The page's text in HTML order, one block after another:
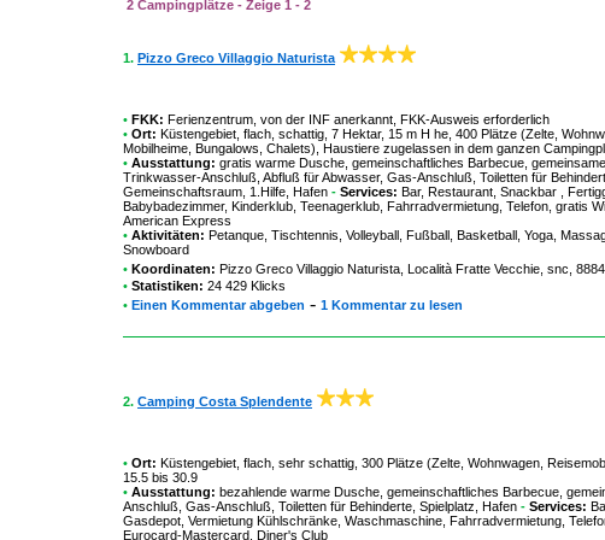
2 Campingplätze - Zeige 1 - 2
1. Pizzo Greco Villaggio Naturista
• FKK: Ferienzentrum von der INF anerkannt FKK-Ausweis erforderlich
• Ort: Küstengebiet, flach, schattig, 7 Hektar, 15 m H he, 400 Plätze (Zelte,
Mobilheime, Bungalows, Chalets), Haustiere zugelassen in dem ganzen
• Ausstattung: gratis warme Dusche, gemeinschaftliches Barbecue,
Trinkwasser-Anschluß, Abfluß für Abwasser, Gas-Anschluß, Toiletten für
Gemeinschaftsraum, 1.Hilfe, Hafen - Services: Bar, Restaurant, Snackbar ,
Babybadezimmer, Kinderklub, Teenagerklub, Fahrradvermietung, Telefon, gratis
American Express
• Aktivitäten: Petanque, Tischtennis, Volleyball, Fußball, Basketball, Yoga,
Snowboard
• Koordinaten: Pizzo Greco Villaggio Naturista , Località Fratte Vecchie, snc,
• Statistiken: 24 429 Klicks
• Einen Kommentar abgeben - 1 Kommentar zu lesen
2. Camping Costa Splendente
• Ort: Küstengebiet, flach, sehr schattig, 300 Plätze (Zelte, Wohnwagen,
15.5 bis 30.9
• Ausstattung: bezahlende warme Dusche, gemeinschaftliches Barbecue,
Anschluß, Gas-Anschluß, Toiletten für Behinderte, Spielplatz, Hafen - Services:
Gasdepot, Vermietung Kühlschränke, Waschmaschine, Fahrradvermietung,
Eurocard-Mastercard, Diner's Club